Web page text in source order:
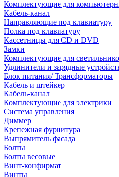
Комплектующие для
Кабель-канал
Направляющие под клавиатуру
Полка под клавиатуру
Кассетницы для CD и DVD
Замки
Комплектующие для
Удлинители и зарядные
Блок питания/ Трансформаторы
Кабель и штейкер
Кабель-канал
Комплектующие для электрики
Система управления
Диммер
Крепежная фурнитура
Выпрямитель фасада
Болты
Болты весовые
Винт-конфирмат
Винты